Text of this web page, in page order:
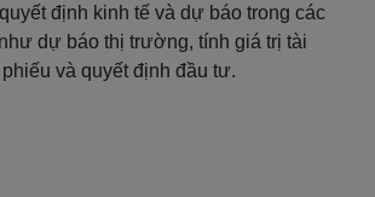
định kinh tế và dự báo trong các
dự báo thị trường, tính giá trị tài
và quyết định đầu tư.